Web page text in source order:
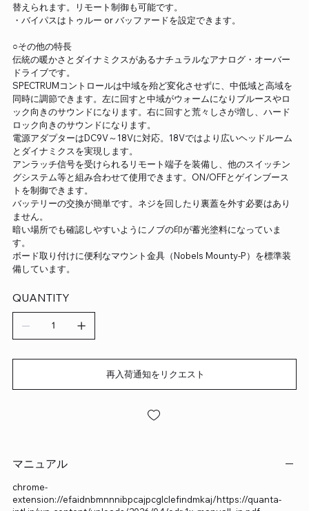
替えられます。リモート制御も可能です。
・バイパスはトゥルー or バッファードを設定できます。
○その他の特長
伝統の暖かさとダイナミクスがあるナチュラルなアナログ・オーバー
ドライブです。
SPECTRUMコントロールは中域を殆ど変化させずに、中低域と高域を
同時に調節できます。左に回すと中域がウォームになりブルースやロ
ック向きのサウンドになります。右に回すと荒々しさが増し、ハード
ロック向きのサウンドになります。
電源アダプターはDC9V～18Vに対応。18Vではより広いヘッドルーム
とダイナミクスを実現します。
アンラッチ信号を受けられるリモート端子を装備し、他のスイッチン
グシステム等と組み合わせて使用できます。ON/OFFとゲインブース
トを制御できます。
バッテリーの交換が簡単です。ネジを回したり裏蓋を外す必要はあり
ません。
暗い場所でも確認しやすいようにノブの印が蓄光塗料になっていま
す。
ボード取り付けに便利なマウント金具（Nobels Mounty-P）を標準装
備しています。
QUANTITY
再入荷通知をリクエスト
マニュアル
chrome-
extension://efaidnbmnnnibpcajpcglclefindmkaj/https://quanta-